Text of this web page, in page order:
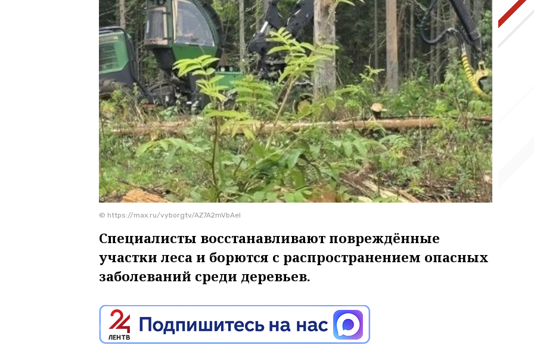
© https://max.ru/vyborgtv/AZ7A2mVbAeI
Специалисты восстанавливают повреждённые
участки леса и борются с распространением опасных
заболеваний среди деревьев.